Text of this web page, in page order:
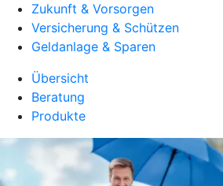
Zukunft & Vorsorgen
Versicherung & Schützen
Geldanlage & Sparen
Übersicht
Beratung
Produkte